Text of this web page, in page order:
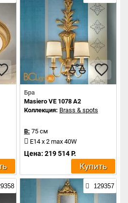
Бра
Masiero VE 1078 A2
Коллекция: Brass & spots
В: 75 см
E14 x 2 max 40W
Цена: 219 514 Р.
Купить
129357